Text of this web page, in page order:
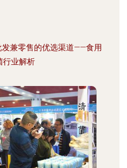
发兼零售的优选渠道——食用
行业解析